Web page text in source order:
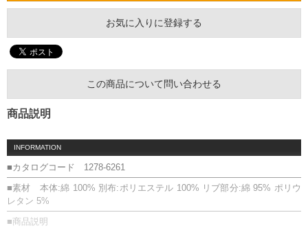
お気に入りに登録する
この商品について問い合わせる
商品説明
INFORMATION
■カタログコード 1278-6261
■素材 本体:綿 100% 別布:ポリエステル 100% リブ部分:綿 95% ポリウ
レタン 5%
■商品説明